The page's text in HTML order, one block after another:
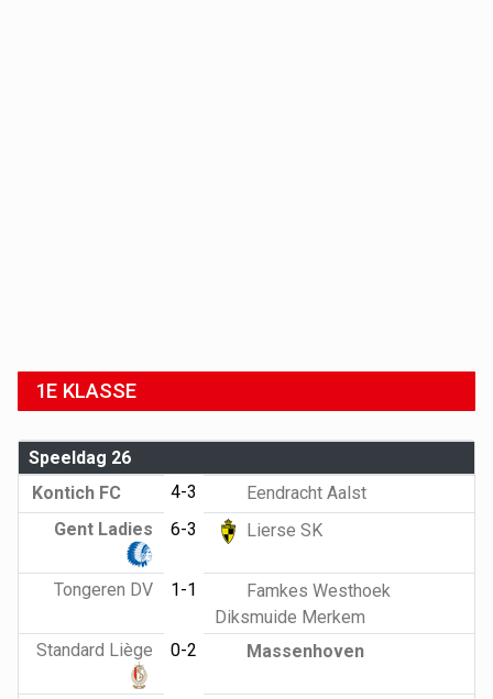
1E KLASSE
Speeldag 26
Kontich FC
4-3
Eendracht Aalst
Gent Ladies
6-3 Lierse SK
Tongeren DV 1-1
Famkes Westhoek
Diksmuide Merkem
Standard Liège
0-2 Massenhoven